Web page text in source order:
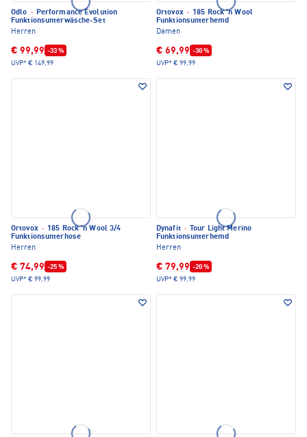
Odlo · Performance Evolution
Funktionsunterwäsche-Set
Herren
€ 99,99 -33 %
UVP* € 149,99
Ortovox · 185 Rock 'n Wool
Funktionsunterhemd
Damen
€ 69,99 -30 %
UVP* € 99,99
Ortovox · 185 Rock 'n Wool 3/4
Funktionsunterhose
Herren
€ 74,99 -25 %
UVP* € 99,99
Dynafit ·
Tour Light Merino
Funktionsunterhemd
Herren
€ 79,99 -20 %
UVP* € 99,99